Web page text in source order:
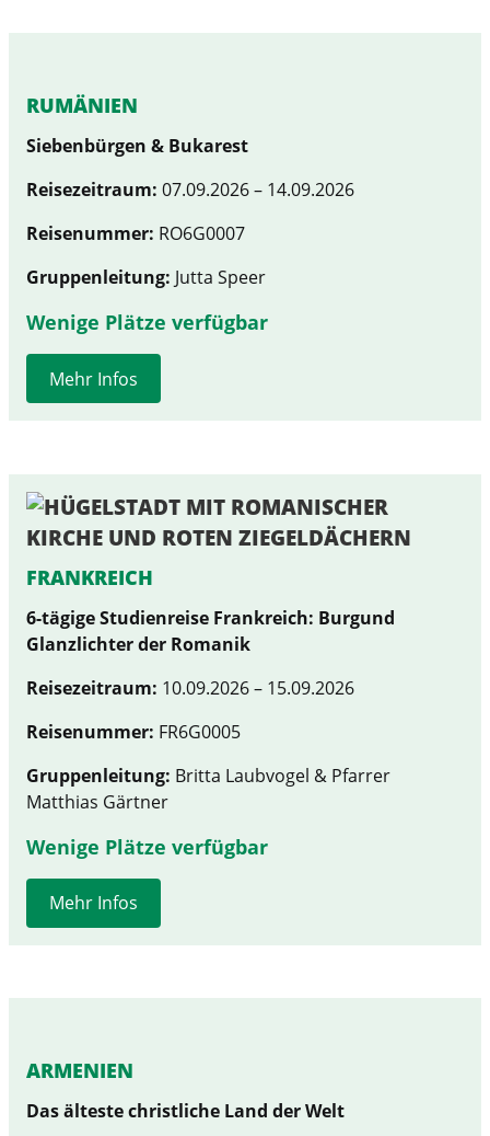
RUMÄNIEN
Siebenbürgen & Bukarest
Reisezeitraum: 07.09.2026 – 14.09.2026
Reisenummer: RO6G0007
Gruppenleitung: Jutta Speer
Wenige Plätze verfügbar
Mehr Infos
FRANKREICH
6-tägige Studienreise Frankreich: Burgund
Glanzlichter der Romanik
Reisezeitraum: 10.09.2026 – 15.09.2026
Reisenummer: FR6G0005
Gruppenleitung: Britta Laubvogel & Pfarrer
Matthias Gärtner
Wenige Plätze verfügbar
Mehr Infos
ARMENIEN
Das älteste christliche Land der Welt